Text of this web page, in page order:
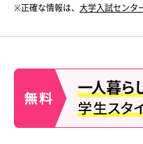
※正確な情報は、 大学入試センタ